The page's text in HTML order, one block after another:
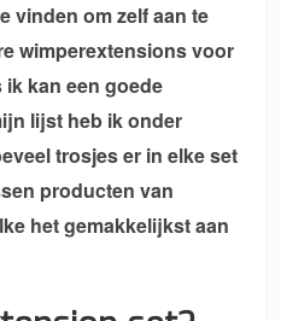
vinden om zelf aan te
wimperextensions voor
kan een goede
lijst heb ik onder
trosjes er in elke set
producten van
het gemakkelijkst aan